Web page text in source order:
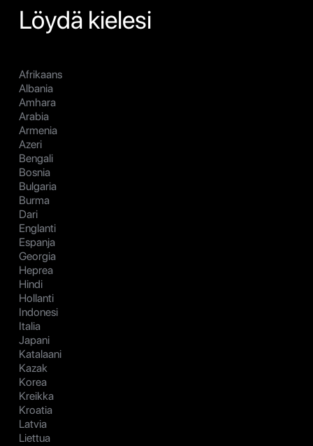
Löydä kielesi
Afrikaans
Albania
Amhara
Arabia
Armenia
Azeri
Bengali
Bosnia
Bulgaria
Burma
Dari
Englanti
Espanja
Georgia
Heprea
Hindi
Hollanti
Indonesi
Italia
Japani
Katalaani
Kazak
Korea
Kreikka
Kroatia
Latvia
Liettua